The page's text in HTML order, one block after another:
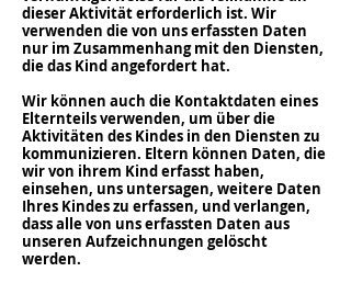
dieser Aktivität erforderlich ist. Wir
verwenden die von uns erfassten Daten
nur im Zusammenhang mit den Diensten,
die das Kind angefordert hat.
Wir können auch die Kontaktdaten eines
Elternteils verwenden, um über die
Aktivitäten des Kindes in den Diensten zu
kommunizieren. Eltern können Daten, die
wir von ihrem Kind erfasst haben,
einsehen, uns untersagen, weitere Daten
Ihres Kindes zu erfassen, und verlangen,
dass alle von uns erfassten Daten aus
unseren Aufzeichnungen gelöscht
werden.